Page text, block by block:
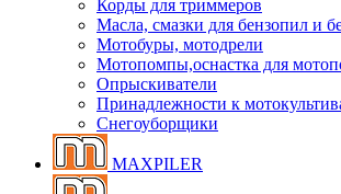
Корды для триммеров
Масла, смазки для бензопил и
Мотобуры, мотодрели
Мотопомпы,оснастка для
Опрыскиватели
Принадлежности к
Снегоуборщики
MAXPILER